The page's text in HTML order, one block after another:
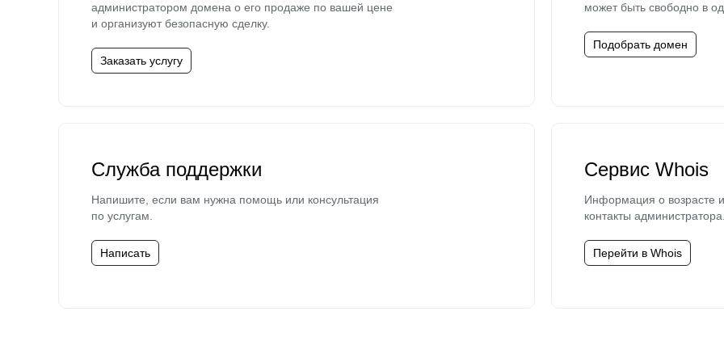
администратором домена о его продаже по вашей цене
и организуют безопасную сделку.
Заказать услугу
может быть свободно в
Подобрать домен
Служба поддержки
Напишите, если вам нужна помощь или консультация
по услугам.
Написать
Сервис Whois
Информация о возрасте
контакты
Перейти в Whois